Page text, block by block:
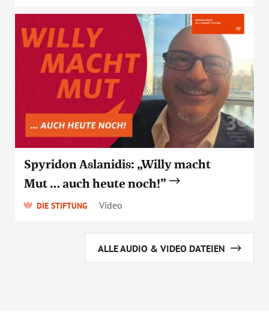
Spyridon Aslanidis: „Willy macht
Mut … auch heute noch!”
DIE STIFTUNG Video
ALLE AUDIO & VIDEO DATEIEN